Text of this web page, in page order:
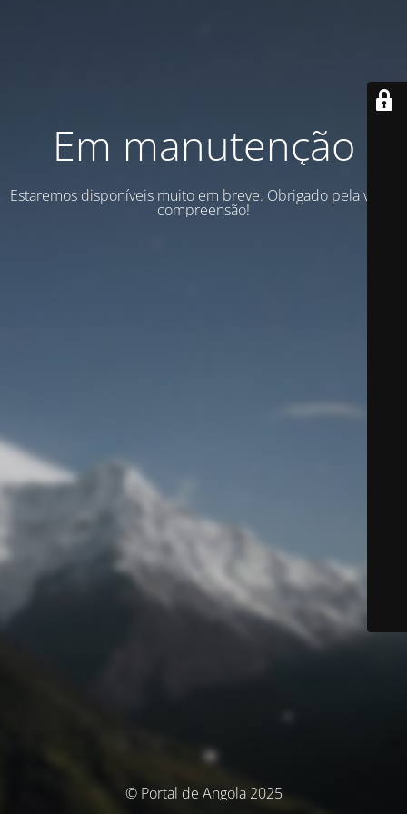
Em manutenção
Estaremos disponíveis muito em breve. Obrigado pela vossa
compreensão!
© Portal de Angola 2025